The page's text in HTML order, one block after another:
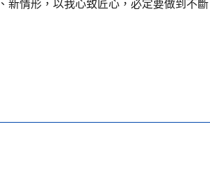
新情形，以我心致匠心，必定要做到不斷